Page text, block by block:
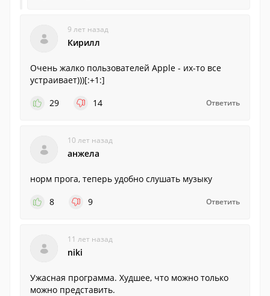
9 лет назад
Кирилл
Очень жалко пользователей Apple - их-то все
устраивает)))[:+1:]
29
14 Ответить
10 лет назад
анжела
норм прога, теперь удобно слушать музыку
8
9 Ответить
11 лет назад
niki
Ужасная программа. Худшее, что можно только
можно представить.